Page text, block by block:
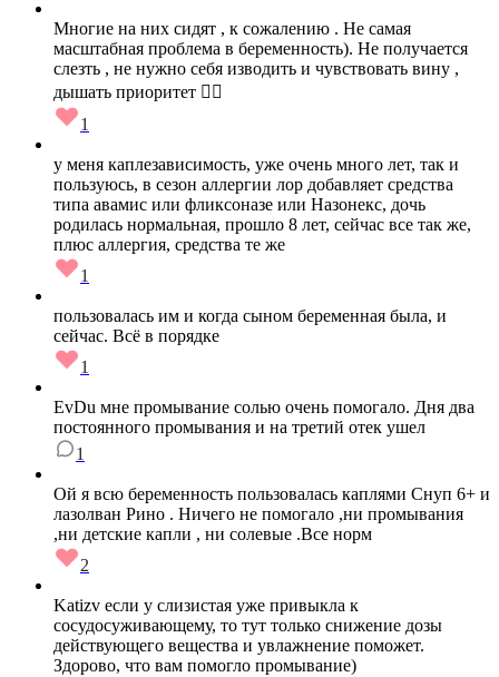
Многие на них сидят , к сожалению . Не самая
масштабная проблема в беременность). Не получается
слезть , не нужно себя изводить и чувствовать вину ,
дышать приоритет ✌🏻
1
у меня каплезависимость, уже очень много лет, так и
пользуюсь, в сезон аллергии лор добавляет средства
типа авамис или фликсоназе или Назонекс, дочь
родилась нормальная, прошло 8 лет, сейчас все так же,
плюс аллергия, средства те же
1
пользовалась им и когда сыном беременная была, и
сейчас. Всё в порядке
1
EvDu мне промывание солью очень помогало. Дня два
постоянного промывания и на третий отек ушел
1
Ой я всю беременность пользовалась каплями Снуп 6+ и
лазолван Рино . Ничего не помогало ,ни промывания
,ни детские капли , ни солевые .Все норм
2
Katizv если у слизистая уже привыкла к
сосудосуживающему, то тут только снижение дозы
действующего вещества и увлажнение поможет.
Здорово, что вам помогло промывание)